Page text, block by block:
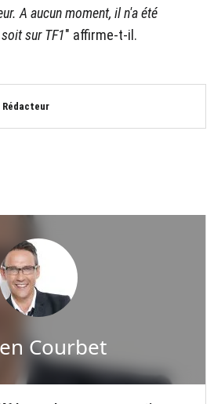
A aucun moment, il n'a été
sur TF1" affirme-t-il.
Rédacteur
Courbet